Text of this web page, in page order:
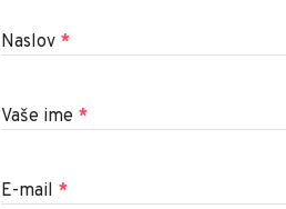
Naslov *
Vaše ime *
E-mail *